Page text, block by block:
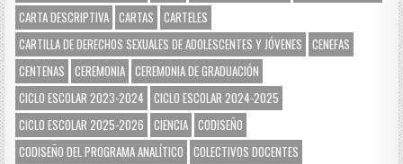
CARTA DESCRIPTIVA CARTAS
CARTELES
CARTILLA DE DERECHOS SEXUALES DE ADOLESCENTES Y JÓVENES
CENEFAS
CENTENAS
CEREMONIA CEREMONIA DE GRADUACIÓN
CICLO ESCOLAR 2023-2024
CICLO ESCOLAR 2024-2025
CICLO ESCOLAR 2025-2026
CIENCIA CODISEÑO
CODISEÑO DEL PROGRAMA ANALÍTICO
COLECTIVOS DOCENTES